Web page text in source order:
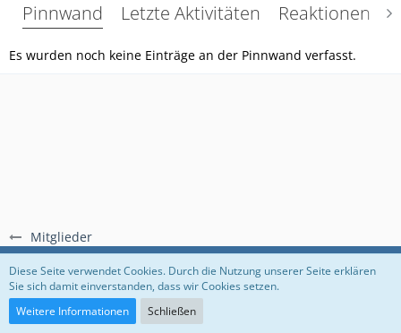
Mitglieder
Pinnwand Letzte Aktivitäten Reaktionen
Es wurden noch keine Einträge an der Pinnwand verfasst.
Regeln Datenschutzerklärung Impressum
Community-Software:
Diese Seite verwendet Cookies. Durch die Nutzung unserer Seite erklären
Sie sich damit einverstanden, dass wir Cookies setzen.
Weitere Informationen
Schließen